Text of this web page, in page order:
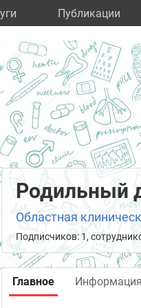
Публикации
Родильный
Областная
Подписчиков: 1,
Главное Информация